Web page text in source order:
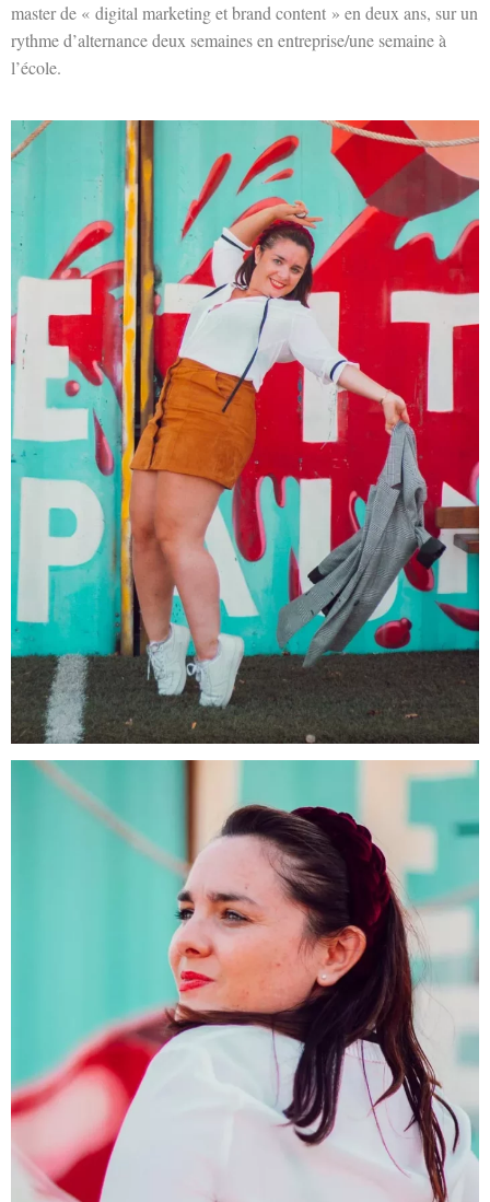
master de « digital marketing et brand content » en deux ans, sur un
rythme d’alternance deux semaines en entreprise/une semaine à
l’école.